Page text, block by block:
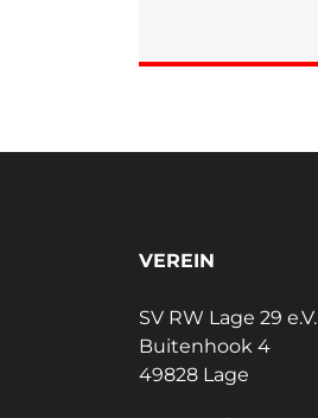
VEREIN
SV RW Lage 29 e.V.
Buitenhook 4
49828 Lage